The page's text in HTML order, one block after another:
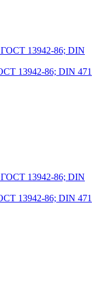
13942-86; DIN 471
13942-86; DIN 471